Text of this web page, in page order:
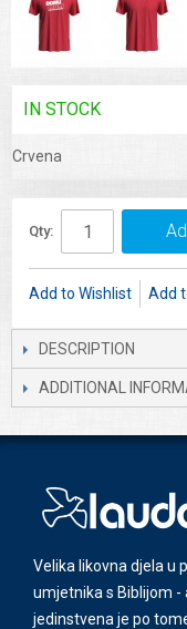
IN STOCK
Crvena
Qty:
Add to Wishlist Add
DESCRIPTION
ADDITIONAL
Velika likovna djela u
umjetnika s Biblijom -
jedinstvena je po